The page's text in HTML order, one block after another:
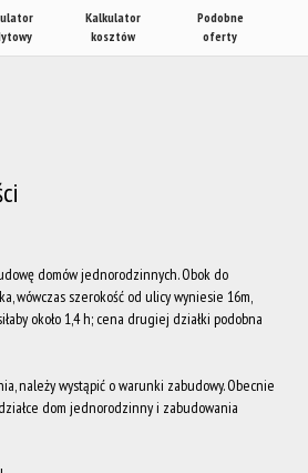
Mieszkań
na
Kalkulator
kosztów
Podobne
oferty
domów jednorodzinnych. Obok do
wówczas szerokość od ulicy wyniesie 16m,
około 1,4 h; cena drugiej działki podobna
należy wystąpić o warunki zabudowy. Obecnie
dom jednorodzinny i zabudowania